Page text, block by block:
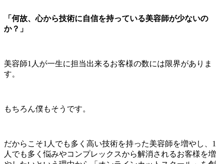
「何故、心から技術に自信を持っている美容師が少ないの
か？」
美容師1人が一生に担当出来るお客様の数には限界がありま
す。
もちろん僕もそうです。
だからこそ1人でも多く高い技術を持った美容師を増やし、1
人でも多く悩みやコンプレックスから解消されるお客様を増